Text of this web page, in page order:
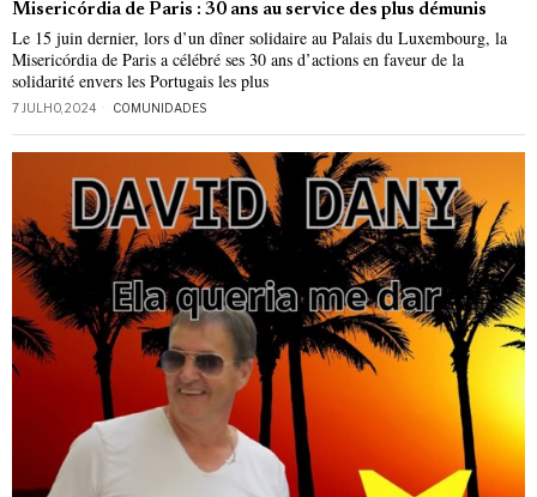
Misericórdia de Paris : 30 ans au service des plus démunis
Le 15 juin dernier, lors d’un dîner solidaire au Palais du Luxembourg, la
Misericórdia de Paris a célébré ses 30 ans d’actions en faveur de la
solidarité envers les Portugais les plus
7 JULHO, 2024 COMUNIDADES